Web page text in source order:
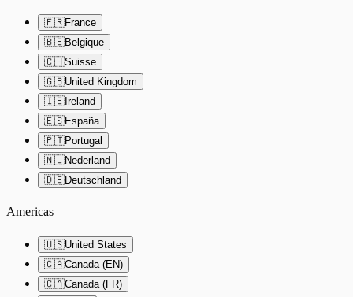
🇫🇷France
🇧🇪Belgique
🇨🇭Suisse
🇬🇧United Kingdom
🇮🇪Ireland
🇪🇸España
🇵🇹Portugal
🇳🇱Nederland
🇩🇪Deutschland
Americas
🇺🇸United States
🇨🇦Canada (EN)
🇨🇦Canada (FR)